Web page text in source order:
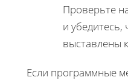
Проверьте
и убедитесь,
выставлены
Если программные